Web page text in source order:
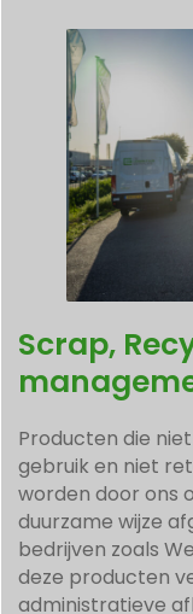
Scrap,
Producten die
gebruik en niet
worden door ons
duurzame wijze
bedrijven zoals
deze producten
administratieve